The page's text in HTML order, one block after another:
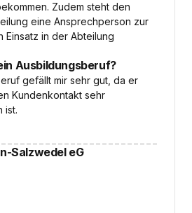
Zudem steht den
eine Ansprechperson zur
Einsatz in der Abteilung
Ausbildungsberuf?
gefällt mir sehr gut, da er
Kundenkontakt sehr
ist.
Salzwedel eG